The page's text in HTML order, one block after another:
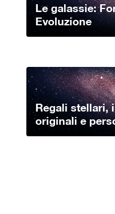
Le galassie:
Evoluzione
Regali stellari,
originali e